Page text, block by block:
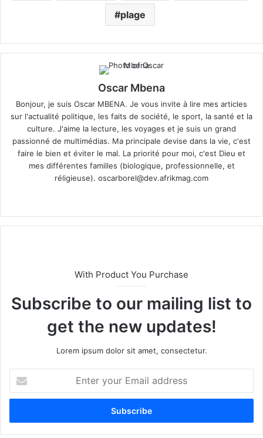
plage
Oscar Mbena
Bonjour, je suis Oscar MBENA. Je vous invite à lire mes articles
sur l'actualité politique, les faits de société, le sport, la santé et la
culture. J'aime la lecture, les voyages et je suis un grand
passionné de multimédias. Ma principale devise dans la vie, c'est
faire le bien et éviter le mal. La priorité pour moi, c'est Dieu et
mes différentes familles (biologique, professionnelle, et
réligieuse). oscarborel@dev.afrikmag.com
te
With Product You Purchase
Subscribe to our mailing list to
get the new updates!
Lorem ipsum dolor sit amet, consectetur.
t
r